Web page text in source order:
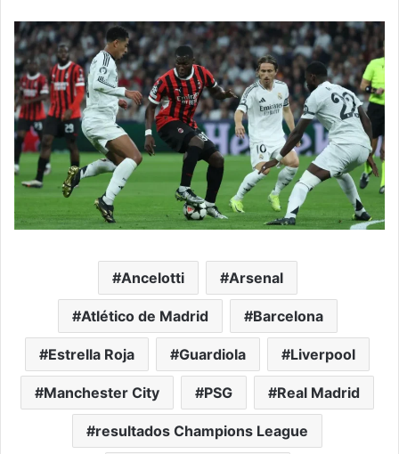
Ancelotti Arsenal
Atlético de Madrid Barcelona
Estrella Roja Guardiola Liverpool
Manchester City PSG Real Madrid
resultados Champions League